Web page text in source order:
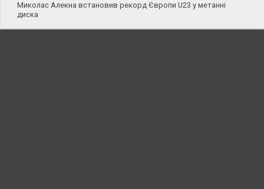
Миколас Алекна встановив рекорд Європи U23 у метанні
диска